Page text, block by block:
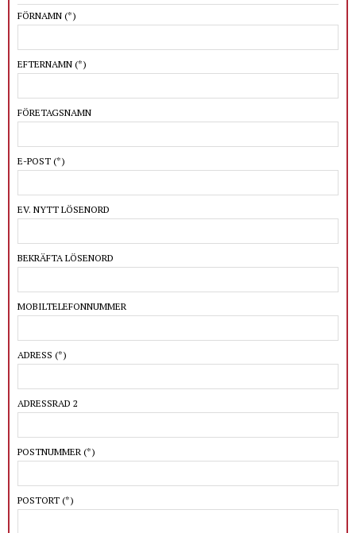
FÖRNAMN (*)
EFTERNAMN (*)
FÖRETAGSNAMN
E-POST (*)
EV. NYTT LÖSENORD
BEKRÄFTA LÖSENORD
MOBILTELEFONNUMMER
ADRESS (*)
ADRESSRAD 2
POSTNUMMER (*)
POSTORT (*)